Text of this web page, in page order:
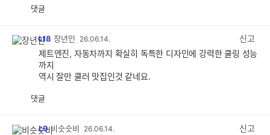
댓글
L18 장년인 26.06.14.
신고
제트엔진, 자동차까지 확실히 독특한 디자인에 강력한 쿨링 성능
까지
역시 잘만 쿨러 맛집인것 같네요.
댓글
L9 비슷슷비 26.06.14.
신고